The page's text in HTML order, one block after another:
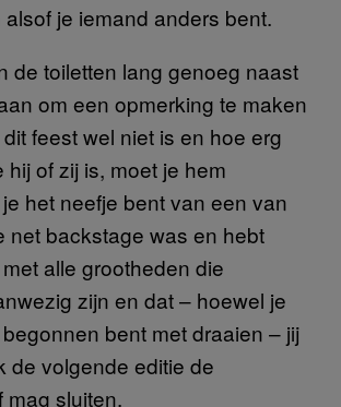
je iemand anders bent.
de toiletten lang genoeg naast
om een opmerking te maken
feest wel niet is en hoe erg
hij of zij is, moet je hem
het neefje bent van een van
net backstage was en hebt
alle grootheden die
zijn en dat – hoewel je
bent met draaien – jij
de volgende editie de
mag sluiten.